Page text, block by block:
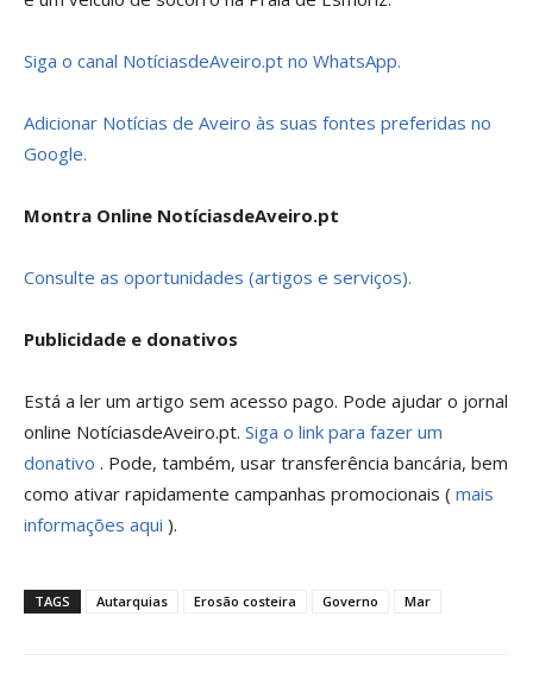
Siga o canal NotíciasdeAveiro.pt no WhatsApp.
Adicionar Notícias de Aveiro às suas fontes preferidas no
Google.
Montra Online NotíciasdeAveiro.pt
Consulte as oportunidades (artigos e serviços).
Publicidade e donativos
Está a ler um artigo sem acesso pago. Pode ajudar o jornal
online NotíciasdeAveiro.pt. Siga o link para fazer um
donativo . Pode, também, usar transferência bancária, bem
como ativar rapidamente campanhas promocionais ( mais
informações aqui ).
TAGS Autarquias Erosão costeira Governo Mar